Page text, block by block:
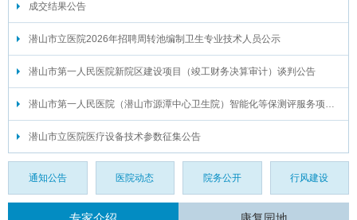
成交结果公告
潜山市立医院2026年招聘周转池编制卫生专业技术人员公示
潜山市第一人民医院新院区建设项目（竣工财务决算审计）谈判公告
潜山市第一人民医院（潜山市源潭中心卫生院）智能化等保测评服务项目谈判公告
潜山市立医院医疗设备技术参数征集公告
通知公告 医院动态 院务公开 行风建设